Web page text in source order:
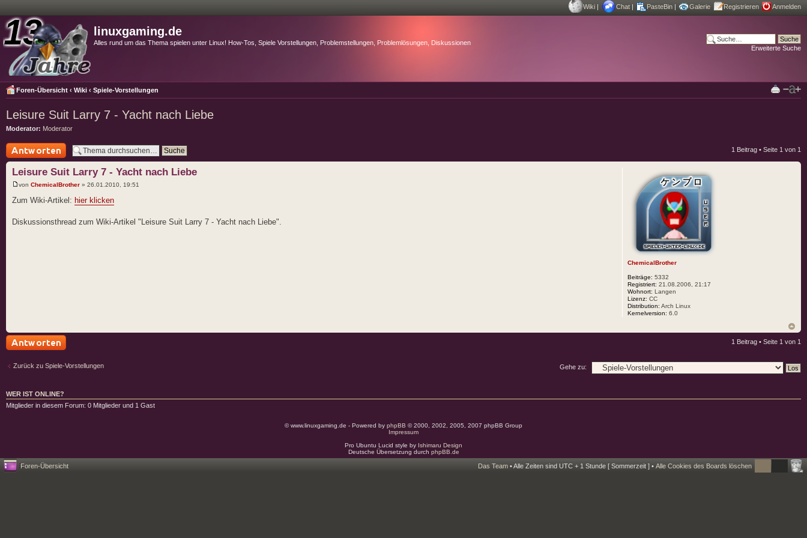
Wiki | Chat | PasteBin | Galerie Registrieren Anmelden
linuxgaming.de
Alles rund um das Thema spielen unter Linux! How-Tos, Spiele Vorstellungen, Problemstellungen, Problemlösungen, Diskussionen
Erweiterte Suche
Foren-Übersicht ‹ Wiki ‹ Spiele-Vorstellungen
Leisure Suit Larry 7 - Yacht nach Liebe
Moderator: Moderator
Antwort schreiben
1 Beitrag • Seite 1 von 1
Leisure Suit Larry 7 - Yacht nach Liebe
von ChemicalBrother » 26.01.2010, 19:51
Zum Wiki-Artikel: hier klicken
Diskussionsthread zum Wiki-Artikel "Leisure Suit Larry 7 - Yacht nach Liebe".
ChemicalBrother
Beiträge: 5332
Registriert: 21.08.2006, 21:17
Wohnort: Langen
Lizenz: CC
Distribution: Arch Linux
Kernelversion: 6.0
1 Beitrag • Seite 1 von 1
Zurück zu Spiele-Vorstellungen Gehe zu:
WER IST ONLINE?
Mitglieder in diesem Forum: 0 Mitglieder und 1 Gast
© www.linuxgaming.de - Powered by phpBB © 2000, 2002, 2005, 2007 phpBB Group
Impressum
Pro Ubuntu Lucid style by Ishimaru Design
Deutsche Übersetzung durch phpBB.de
Foren-Übersicht Das Team • Alle Zeiten sind UTC + 1 Stunde [ Sommerzeit ] • Alle Cookies des Boards löschen